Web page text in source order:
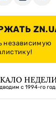
независимую
с 1994-го